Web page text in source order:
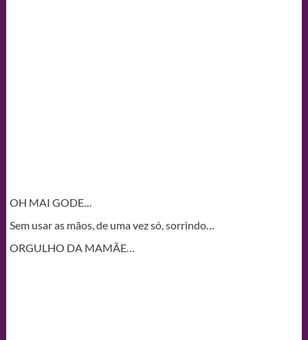
OH MAI GODE…
Sem usar as mãos, de uma vez só, sorrindo…
ORGULHO DA MAMÃE…